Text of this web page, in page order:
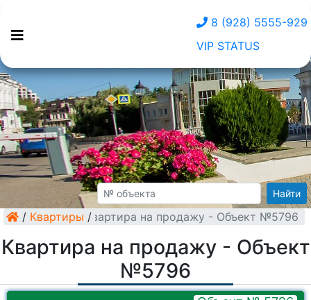
8 (928) 5555-929
VIP STATUS
Найти
/ Квартиры /
Квартира на продажу - Объект №5796
Квартира на продажу - Объект
№5796